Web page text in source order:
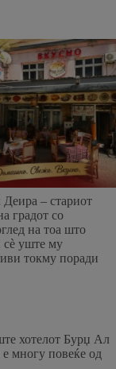
Деира – стариот
градот со
на тоа што
сè уште му
токму поради
хотелот Бурџ Ал
многу повеќе од